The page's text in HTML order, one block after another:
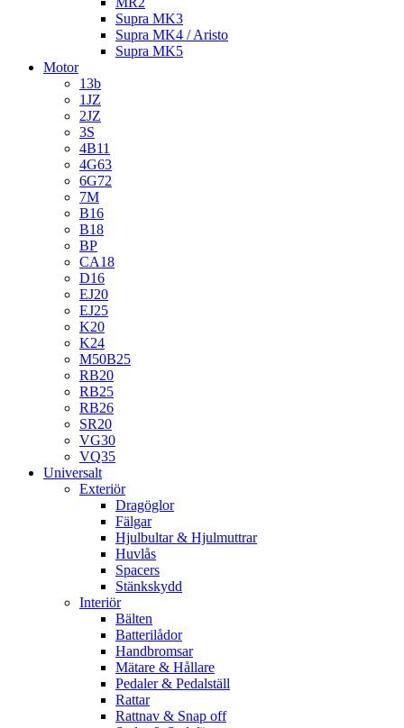
Supra MK3
Supra MK4 / Aristo
Supra MK5
Motor
13b
1JZ
2JZ
3S
4B11
4G63
6G72
7M
B16
B18
BP
CA18
D16
EJ20
EJ25
K20
K24
M50B25
RB20
RB25
RB26
SR20
VG30
VQ35
Universalt
Exteriör
Dragöglor
Fälgar
Hjulbultar & Hjulmuttrar
Huvlås
Spacers
Stänkskydd
Interiör
Bälten
Batterilådor
Handbromsar
Mätare & Hållare
Pedaler & Pedalställ
Rattar
Rattnav & Snap off